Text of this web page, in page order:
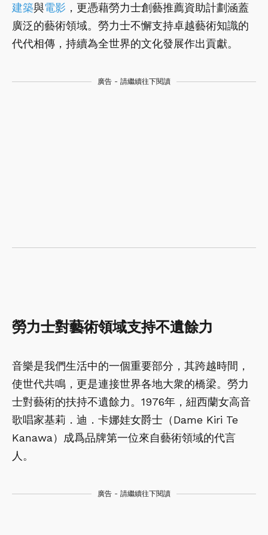
建築與電影 ，更憑藉勞力士創藝推薦資助計劃涵蓋
廣泛的藝術領域。勞力士不懈支持卓越藝術知識的
代代相傳，持續為全世界的文化發展作出貢獻。
廣告 - 請繼續往下閱讀
勞力士對藝術領域支持不遺餘力
音樂是我們生活中的一個重要部分，其跨越時間，
使世代共鳴，更是連接世界各地大衆的橋梁。勞力
士對藝術的扶持不遺餘力。1976年，紐西蘭女高音
歌唱家基莉．迪．卡娜娃女爵士（Dame Kiri Te
Kanawa）成爲品牌第一位來自藝術領域的代言
人。
廣告 - 請繼續往下閱讀